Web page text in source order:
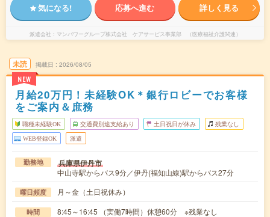
気になる! 応募へ進む 詳しく見る
派遣会社 マンパワーグループ株式会社 ケアサービス事業部 （医療福祉介護関連）
未読
NEW
掲載日 2026/08/05
月給20万円！未経験OK＊銀行ロビーでお客様
をご案内＆庶務
職種未経験OK 交通費別途支給あり 土日祝日が休み 残業なし
WEB登録OK 派遣
勤務地 兵庫県伊丹市
中山寺駅からバス9分／伊丹(福知山線)駅からバス27分
曜日頻度 月～金（土日祝休み）
時間 8:45～16:45 （実働7時間）休憩60分 ※残業なし